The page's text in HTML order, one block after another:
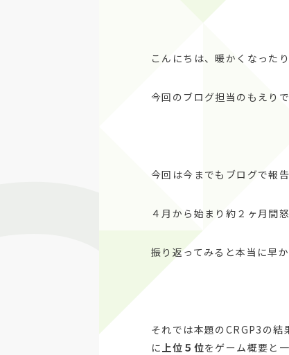
こんにちは、暖かくなった
今回のブログ担当のもえり
今回は今までもブログで報
４月から始まり約２ヶ月間
振り返ってみると本当に早
それでは本題のCRGP3の結
に上位５位をゲーム概要と